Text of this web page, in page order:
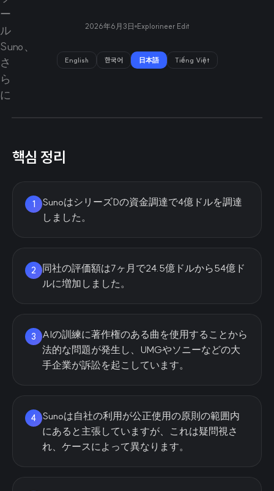
2026年6月3日 Explorineer Edit
English 한국어 日本語 Tiếng Việt
핵심 정리
1
SunoはシリーズDの資金調達で4億ドルを調達
しました。
2
同社の評価額は7ヶ月で24.5億ドルから54億ド
ルに増加しました。
3
AIの訓練に著作権のある曲を使用することから
法的な問題が発生し、UMGやソニーなどの大
手企業が訴訟を起こしています。
4
Sunoは自社の利用が公正使用の原則の範囲内
にあると主張していますが、これは疑問視さ
れ、ケースによって異なります。